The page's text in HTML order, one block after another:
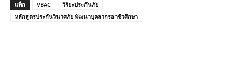
แท็ก VBAC
วิริยะประกันภัย
หลักสูตรประกันวินาศภัย พัฒนาบุคลากรอาชีวศึกษา